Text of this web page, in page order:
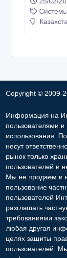
Copyright © 2009-
Информация на
пользователями и
использования.
несут